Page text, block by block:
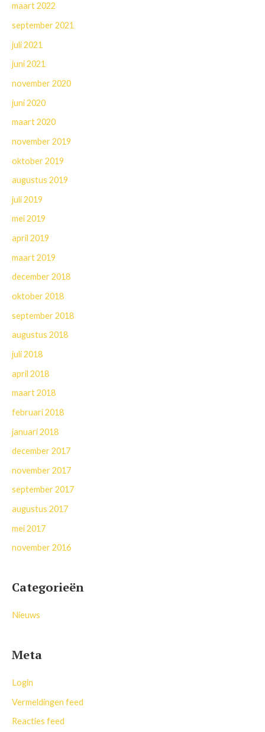
maart 2022
september 2021
juli 2021
juni 2021
november 2020
juni 2020
maart 2020
november 2019
oktober 2019
augustus 2019
juli 2019
mei 2019
april 2019
maart 2019
december 2018
oktober 2018
september 2018
augustus 2018
juli 2018
april 2018
maart 2018
februari 2018
januari 2018
december 2017
november 2017
september 2017
augustus 2017
mei 2017
november 2016
Categorieën
Nieuws
Meta
Login
Vermeldingen feed
Reacties feed